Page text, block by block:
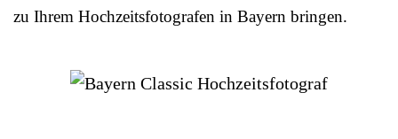
zu Ihrem Hochzeitsfotografen in Bayern bringen.